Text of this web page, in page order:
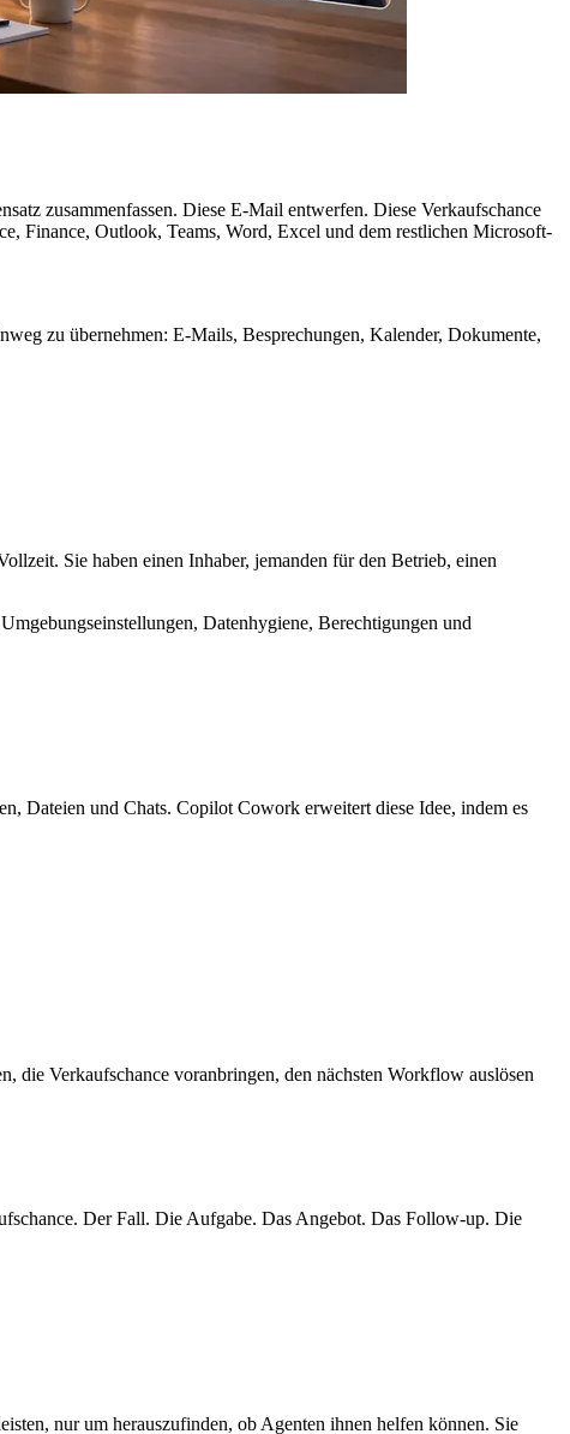
zusammenfassen. Diese E-Mail entwerfen. Diese Verkaufschance
Finance, Outlook, Teams, Word, Excel und dem restlichen Microsoft-
zu übernehmen: E-Mails, Besprechungen, Kalender, Dokumente,
Sie haben einen Inhaber, jemanden für den Betrieb, einen
Datenhygiene, Berechtigungen und
Dateien und Chats. Copilot Cowork erweitert diese Idee, indem es
die Verkaufschance voranbringen, den nächsten Workflow auslösen
Der Fall. Die Aufgabe. Das Angebot. Das Follow-up. Die
nur um herauszufinden, ob Agenten ihnen helfen können. Sie